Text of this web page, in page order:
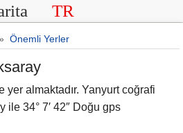
TR
Önemli Yerler
yer almaktadır. Yanyurt coğrafi
ile 34° 7′ 42″ Doğu gps